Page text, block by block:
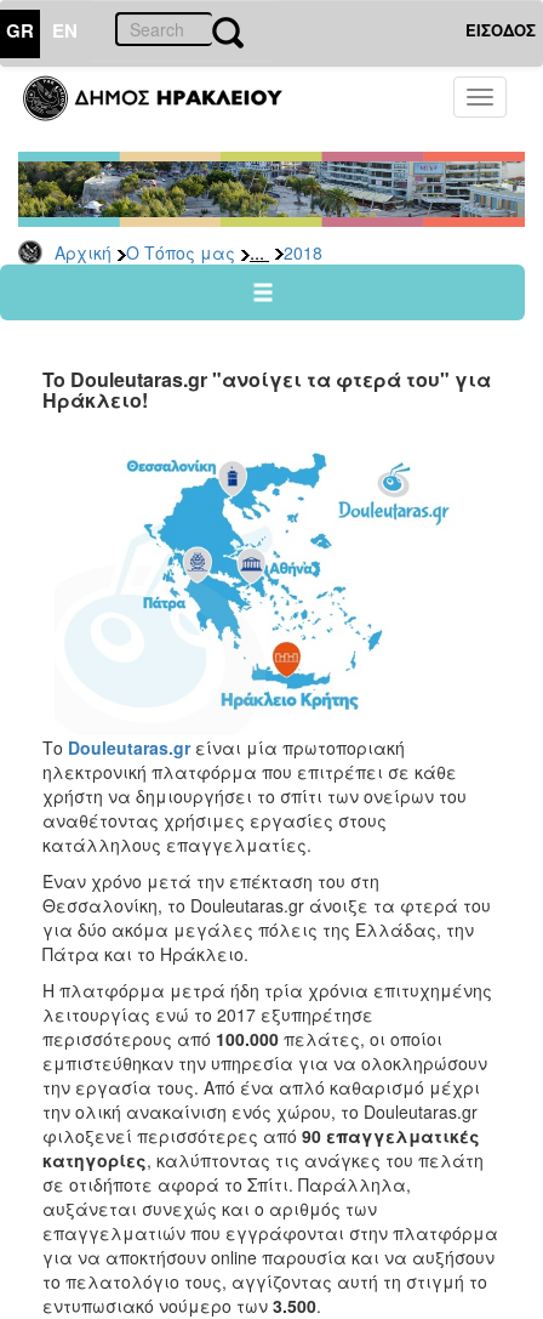
GR EN ΕΙΣΟΔΟΣ
Toggle
Αρχική Ο Τόπος μας ... 2018
ΤΟΠΟΣ
ΜΑΣ
Ανακοινώσεις
Αρχείο
2026
2024
2022
2020
ΔΗΜΟΣ
ΠΟΛΙΤΙΣΜΟΣ
ΑΝΘΕΚΤΙΚΗ
ΠΟΛΗ
To Douleutaras.gr "ανοίγει τα φτερά του" για
Ηράκλειο!
Το Douleutaras.grείναι μία πρωτοποριακή
ηλεκτρονική πλατφόρμα που επιτρέπει σε κάθε
χρήστη να δημιουργήσει το σπίτι των ονείρων του
αναθέτοντας χρήσιμες εργασίες στους
κατάλληλους επαγγελματίες.
Έναν χρόνο μετά την επέκταση του στη
Θεσσαλονίκη, το Douleutaras.gr άνοιξε τα φτερά του
για δύο ακόμα μεγάλες πόλεις της Ελλάδας, την
Πάτρα και το Ηράκλειο.
Η πλατφόρμα μετρά ήδη τρία χρόνια επιτυχημένης
λειτουργίας ενώ το 2017 εξυπηρέτησε
περισσότερους από 100.000 πελάτες, οι οποίοι
εμπιστεύθηκαν την υπηρεσία για να ολοκληρώσουν
την εργασία τους. Από ένα απλό καθαρισμό μέχρι
την ολική ανακαίνιση ενός χώρου, το Douleutaras.gr
φιλοξενεί περισσότερες από 90 επαγγελματικές
κατηγορίες, καλύπτοντας τις ανάγκες του πελάτη
σε οτιδήποτε αφορά το Σπίτι. Παράλληλα,
αυξάνεται συνεχώς και ο αριθμός των
επαγγελματιών που εγγράφονται στην πλατφόρμα
για να αποκτήσουν online παρουσία και να αυξήσουν
το πελατολόγιο τους, αγγίζοντας αυτή τη στιγμή το
εντυπωσιακό νούμερο των 3.500.